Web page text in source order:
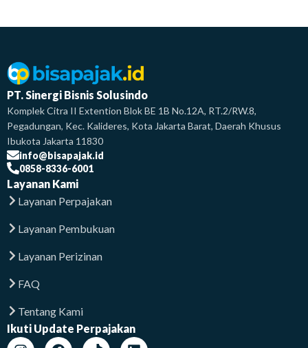
PT. Sinergi Bisnis Solusindo
Komplek Citra II Extention Blok BE 1B No.12A, RT.2/RW.8,
Pegadungan, Kec. Kalideres, Kota Jakarta Barat, Daerah Khusus
Ibukota Jakarta 11830
info@bisapajak.id
0858-8336-6001
Layanan Kami
Layanan Perpajakan
Layanan Pembukuan
Layanan Perizinan
FAQ
Tentang Kami
Ikuti Update Perpajakan